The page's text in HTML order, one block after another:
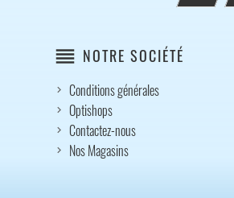
reorder NOTRE SOCIÉTÉ
Conditions générales
Optishops
Contactez-nous
Nos Magasins